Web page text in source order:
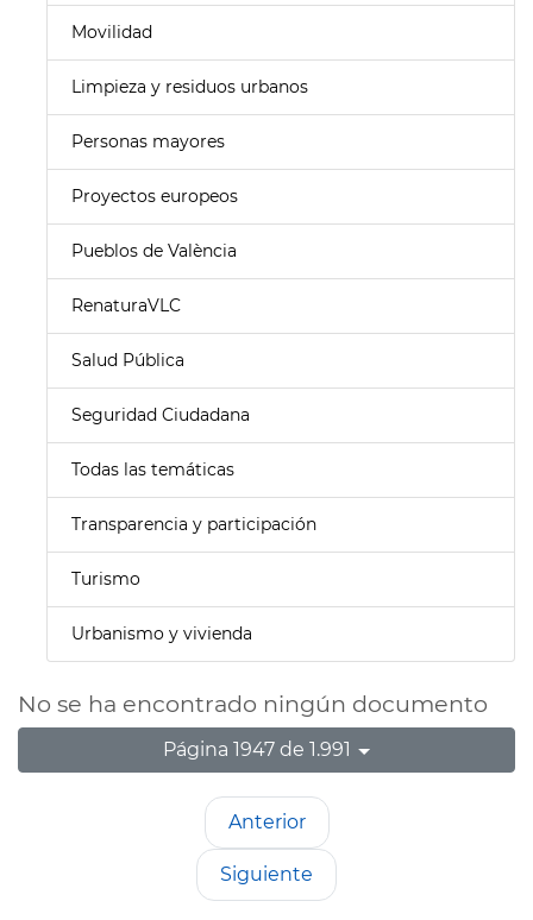
Movilidad
Limpieza y residuos urbanos
Personas mayores
Proyectos europeos
Pueblos de València
RenaturaVLC
Salud Pública
Seguridad Ciudadana
Todas las temáticas
Transparencia y participación
Turismo
Urbanismo y vivienda
No se ha encontrado ningún documento
Página 1947 de 1.991
Anterior
Siguiente